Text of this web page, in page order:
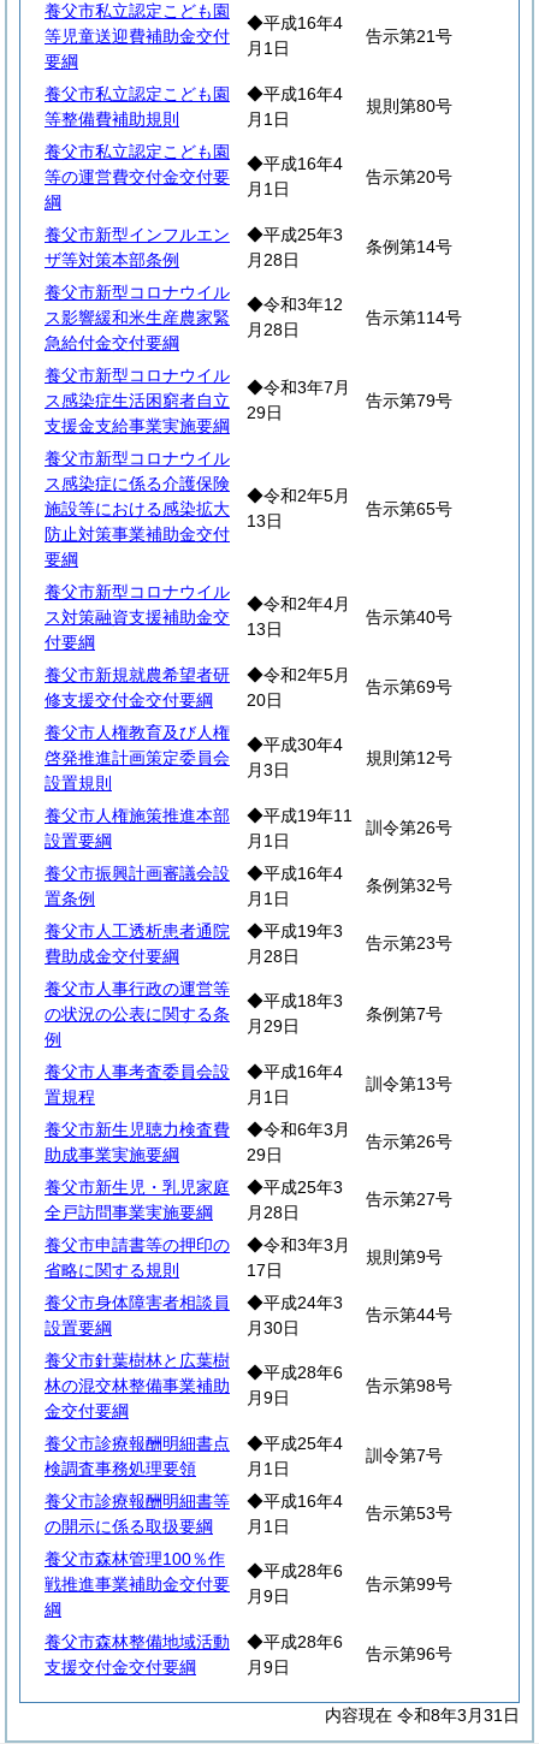
養父市私立認定こども園
等児童送迎費補助金交付
要綱
◆平成16年4
月1日
告示第21号
養父市私立認定こども園
等整備費補助規則
◆平成16年4
月1日
規則第80号
養父市私立認定こども園
等の運営費交付金交付要
綱
◆平成16年4
月1日
告示第20号
養父市新型インフルエン
ザ等対策本部条例
◆平成25年3
月28日
条例第14号
養父市新型コロナウイル
ス影響緩和米生産農家緊
急給付金交付要綱
◆令和3年12
月28日
告示第114号
養父市新型コロナウイル
ス感染症生活困窮者自立
支援金支給事業実施要綱
◆令和3年7月
29日
告示第79号
養父市新型コロナウイル
ス感染症に係る介護保険
施設等における感染拡大
防止対策事業補助金交付
要綱
◆令和2年5月
13日
告示第65号
養父市新型コロナウイル
ス対策融資支援補助金交
付要綱
◆令和2年4月
13日
告示第40号
養父市新規就農希望者研
修支援交付金交付要綱
◆令和2年5月
20日
告示第69号
養父市人権教育及び人権
啓発推進計画策定委員会
設置規則
◆平成30年4
月3日
規則第12号
養父市人権施策推進本部
設置要綱
◆平成19年11
月1日
訓令第26号
養父市振興計画審議会設
置条例
◆平成16年4
月1日
条例第32号
養父市人工透析患者通院
費助成金交付要綱
◆平成19年3
月28日
告示第23号
養父市人事行政の運営等
の状況の公表に関する条
例
◆平成18年3
月29日
条例第7号
養父市人事考査委員会設
置規程
◆平成16年4
月1日
訓令第13号
養父市新生児聴力検査費
助成事業実施要綱
◆令和6年3月
29日
告示第26号
養父市新生児・乳児家庭
全戸訪問事業実施要綱
◆平成25年3
月28日
告示第27号
養父市申請書等の押印の
省略に関する規則
◆令和3年3月
17日
規則第9号
養父市身体障害者相談員
設置要綱
◆平成24年3
月30日
告示第44号
養父市針葉樹林と広葉樹
林の混交林整備事業補助
金交付要綱
◆平成28年6
月9日
告示第98号
養父市診療報酬明細書点
検調査事務処理要領
◆平成25年4
月1日
訓令第7号
養父市診療報酬明細書等
の開示に係る取扱要綱
◆平成16年4
月1日
告示第53号
養父市森林管理100％作
戦推進事業補助金交付要
綱
◆平成28年6
月9日
告示第99号
養父市森林整備地域活動
支援交付金交付要綱
◆平成28年6
月9日
告示第96号
内容現在 令和8年3月31日